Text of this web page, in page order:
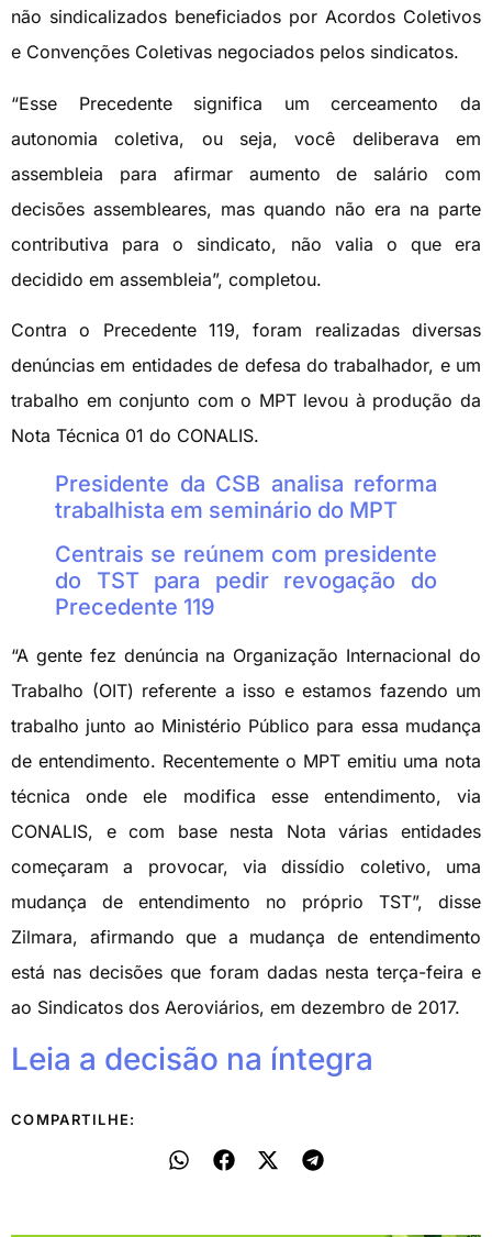
não sindicalizados beneficiados por Acordos Coletivos
e Convenções Coletivas negociados pelos sindicatos.
“Esse Precedente significa um cerceamento da
autonomia coletiva, ou seja, você deliberava em
assembleia para afirmar aumento de salário com
decisões assembleares, mas quando não era na parte
contributiva para o sindicato, não valia o que era
decidido em assembleia”, completou.
Contra o Precedente 119, foram realizadas diversas
denúncias em entidades de defesa do trabalhador, e um
trabalho em conjunto com o MPT levou à produção da
Nota Técnica 01 do CONALIS.
Presidente da CSB analisa reforma
trabalhista em seminário do MPT
Centrais se reúnem com presidente
do TST para pedir revogação do
Precedente 119
“A gente fez denúncia na Organização Internacional do
Trabalho (OIT) referente a isso e estamos fazendo um
trabalho junto ao Ministério Público para essa mudança
de entendimento. Recentemente o MPT emitiu uma nota
técnica onde ele modifica esse entendimento, via
CONALIS, e com base nesta Nota várias entidades
começaram a provocar, via dissídio coletivo, uma
mudança de entendimento no próprio TST”, disse
Zilmara, afirmando que a mudança de entendimento
está nas decisões que foram dadas nesta terça-feira e
ao Sindicatos dos Aeroviários, em dezembro de 2017.
Leia a decisão na íntegra
COMPARTILHE: